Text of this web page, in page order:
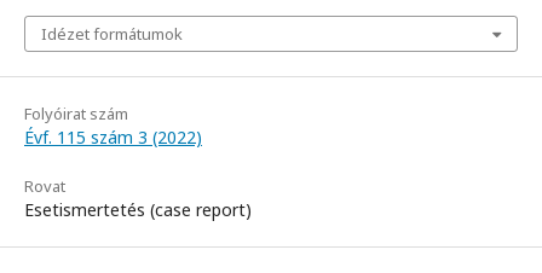
Idézet formátumok
Folyóirat szám
Évf. 115 szám 3 (2022)
Rovat
Esetismertetés (case report)